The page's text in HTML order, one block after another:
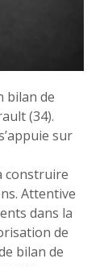
bilan de
(34).
sur
construire
Attentive
dans la
de
bilan de